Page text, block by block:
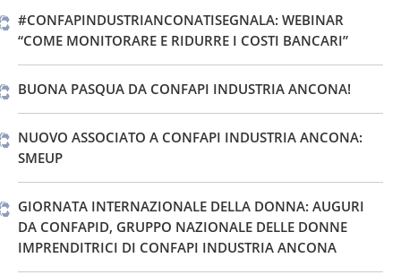
#CONFAPINDUSTRIANCONATISEGNALA: WEBINAR
“COME MONITORARE E RIDURRE I COSTI BANCARI”
BUONA PASQUA DA CONFAPI INDUSTRIA ANCONA!
NUOVO ASSOCIATO A CONFAPI INDUSTRIA ANCONA:
SMEUP
GIORNATA INTERNAZIONALE DELLA DONNA: AUGURI
DA CONFAPID, GRUPPO NAZIONALE DELLE DONNE
IMPRENDITRICI DI CONFAPI INDUSTRIA ANCONA